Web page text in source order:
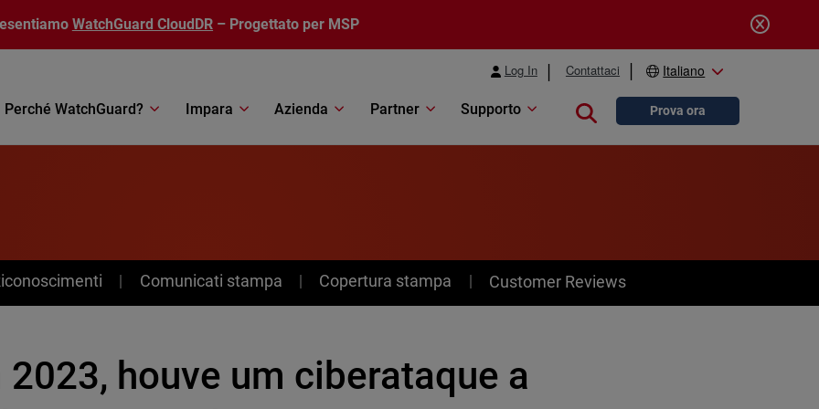
WatchGuard CloudDR – Progettato per MSP
Log In Contattaci Italiano
Perché WatchGuard? Impara Azienda Partner Supporto Close searchProva ora
Comunicati stampa Copertura stampa Customer Reviews
2023, houve um ciberataque a